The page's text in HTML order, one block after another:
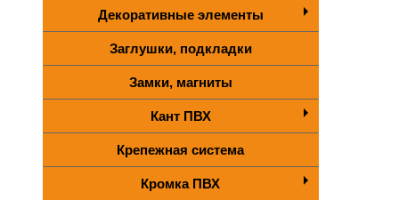
Декоративные элементы
Заглушки, подкладки
Замки, магниты
Кант ПВХ
Крепежная система
Кромка ПВХ